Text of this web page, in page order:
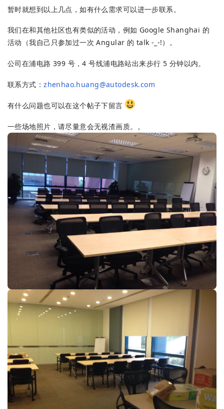
暂时就想到以上几点，如有什么需求可以进一步联系。
我们在和其他社区也有类似的活动，例如 Google Shanghai 的
活动（我自己只参加过一次 Angular 的 talk -_-!）。
公司在浦电路 399 号，4 号线浦电路站出来步行 5 分钟以内。
联系方式：zhenhao.huang@autodesk.com
有什么问题也可以在这个帖子下留言
一些场地照片，请尽量意会无视渣画质。。